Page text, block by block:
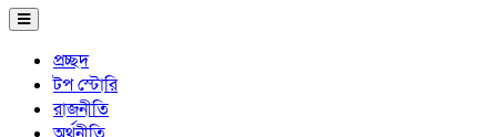
প্রচ্ছদ
টপ স্টোরি
রাজনীতি